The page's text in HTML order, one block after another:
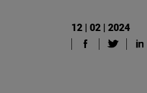
12 | 02 | 2024